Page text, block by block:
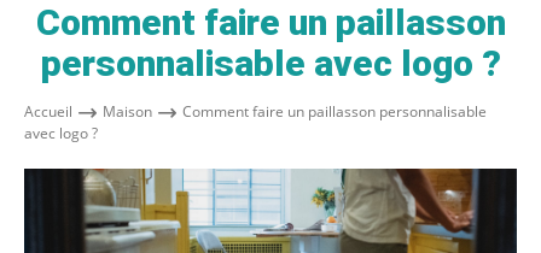
Comment faire un paillasson
personnalisable avec logo ?
Accueil Maison
Comment faire un paillasson personnalisable
avec logo ?